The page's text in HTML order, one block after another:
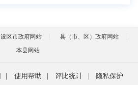
设区市政府网站
县（市、区）政府网站
本县网站
使用帮助 评比统计 隐私保护